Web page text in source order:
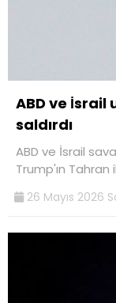
ABD ve İsrail
saldırdı
ABD ve İsrail
Trump'ın
26 Mayıs 2026